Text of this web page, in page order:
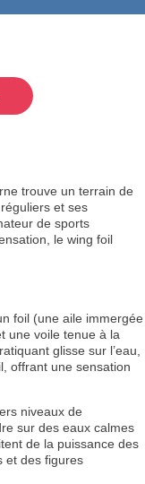
trouve un terrain de
et ses
de sports
le wing foil
foil (une aile immergée
une voile tenue à la
glisse sur l’eau,
offrant une sensation
niveaux de
sur des eaux calmes
de la puissance des
et des figures